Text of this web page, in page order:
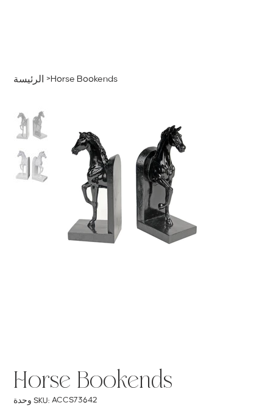
الرئيسة >Horse Bookends
Horse Bookends
وحدة SKU: SKU
ACCS73642
ACCS73642